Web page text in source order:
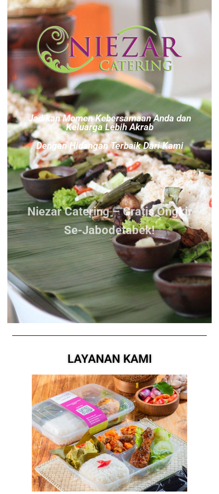
Jadikan Momen Kebersamaan Anda dan
Keluarga Lebih Akrab
Dengan Hidangan Terbaik Dari Kami
Niezar Catering – Gratis Ongkir
Se-Jabodetabek!
LAYANAN KAMI